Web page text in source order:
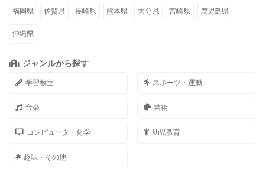
福岡県 佐賀県 長崎県 熊本県 大分県 宮崎県 鹿児島県
沖縄県
ジャンルから探す
学習教室 スポーツ・運動
音楽 芸術
コンピュータ・化学 幼児教育
趣味・その他